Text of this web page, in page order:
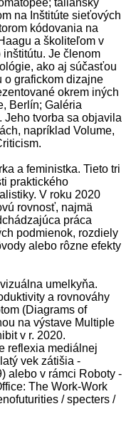
na Inštitúte sieťových
kódovania na
a školiteľom v
Je členom
ako aj súčasťou
o grafickom dizajne
okrem iných
Berlín; Galéria
Jeho tvorba sa objavila
napríklad Volume,
a feministka. Tieto tri
praktického
V roku 2020
rovnosť, najmä
práca
podmienok, rozdiely
alebo rôzne efekty
umelkyňa.
a rovnováhy
(Diagrams of
na výstave Multiple
v r. 2020.
reflexia mediálnej
vek zátišia -
alebo v rámci Roboty -
The Work-Work
/ specters /